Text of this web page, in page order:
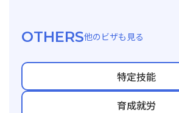
OTHERS他のビザも見る
特定技能
育成就労